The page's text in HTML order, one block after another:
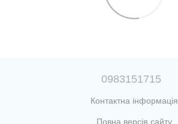
0983151715
Контактна інформація
Повна версія сайту